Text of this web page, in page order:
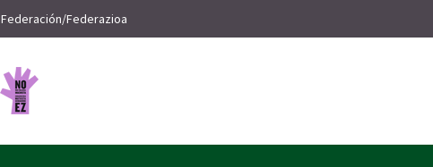
Federación/Federazioa